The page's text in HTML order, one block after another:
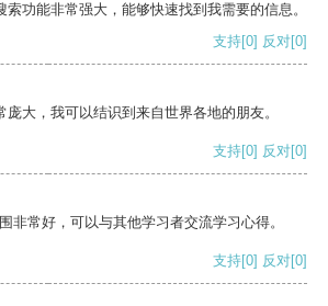
功能非常强大，能够快速找到我需要的信息。
支持[0] 反对[0]
大，我可以结识到来自世界各地的朋友。
支持[0] 反对[0]
非常好，可以与其他学习者交流学习心得。
支持[0] 反对[0]